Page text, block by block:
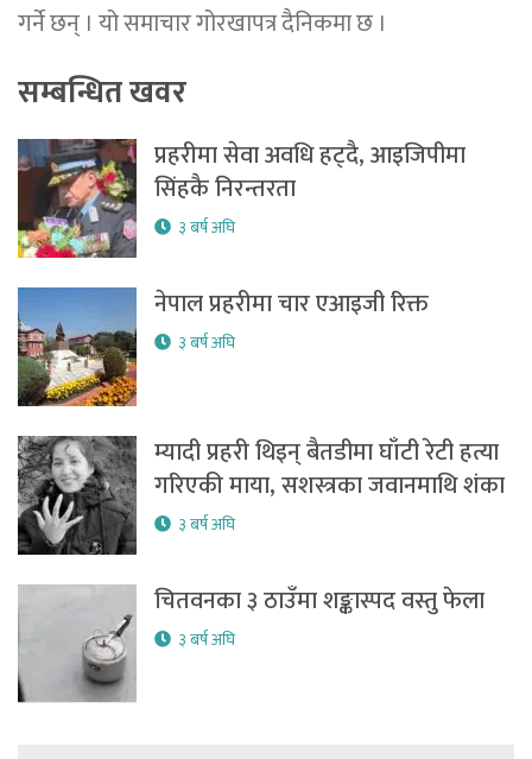
गर्ने छन् । यो समाचार गोरखापत्र दैनिकमा छ ।
सम्बन्धित खवर
प्रहरीमा सेवा अवधि हट्दै, आइजिपीमा
सिंहकै निरन्तरता
३ बर्ष अघि
नेपाल प्रहरीमा चार एआइजी रिक्त
३ बर्ष अघि
म्यादी प्रहरी थिइन् बैतडीमा घाँटी रेटी हत्या
गरिएकी माया, सशस्त्रका जवानमाथि शंका
३ बर्ष अघि
चितवनका ३ ठाउँमा शङ्कास्पद वस्तु फेला
३ बर्ष अघि